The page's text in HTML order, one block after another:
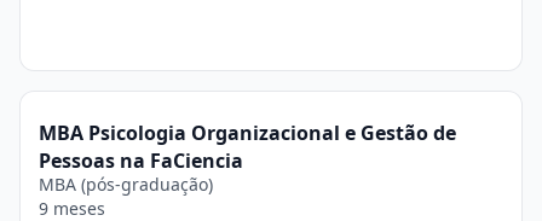
MBA Psicologia Organizacional e Gestão de
Pessoas na FaCiencia
MBA (pós-graduação)
9 meses